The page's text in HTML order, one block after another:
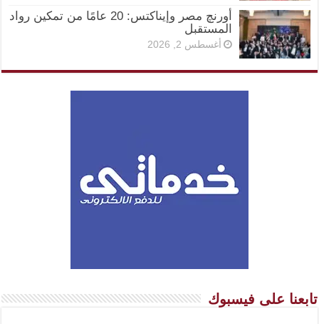
أورنچ مصر وإيناكتس: 20 عامًا من تمكين رواد
المستقبل
أغسطس 2, 2026
تابعنا على فيسبوك